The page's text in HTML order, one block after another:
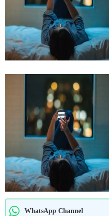
WhatsApp Channel